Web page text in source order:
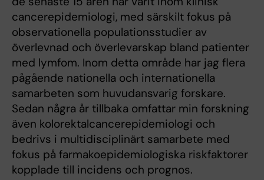
cancerepidemiologi, med särskilt fokus på
observationella populationsstudier av
överlevnad och överlevarskap bland patienter
med lymfom. Inom detta område har jag flera
pågående nationella och internationella
samarbeten som huvudansvarig forskare.
Sedan några år tillbaka omfattar min forskning
även kolorektalcancerepidemiologi och
bedrivs i multidisciplinärt samarbete med
fokus på farmakoepidemiologiska riskfaktorer
kopplade till incidens och prognos.